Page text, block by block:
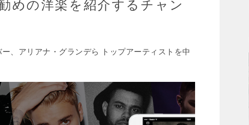
めの洋楽を紹介するチャン
、アリアナ・グランデら トップアーティストを中